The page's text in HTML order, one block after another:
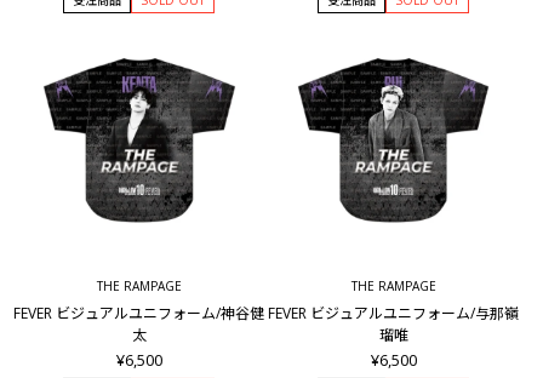
THE RAMPAGE
FEVER ビジュアルユニフォーム/神谷健
太
¥6,500
THE RAMPAGE
FEVER ビジュアルユニフォーム/与那嶺
瑠唯
¥6,500